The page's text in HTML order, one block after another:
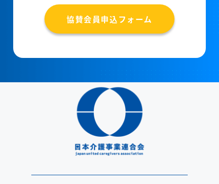
協賛会員申込フォーム